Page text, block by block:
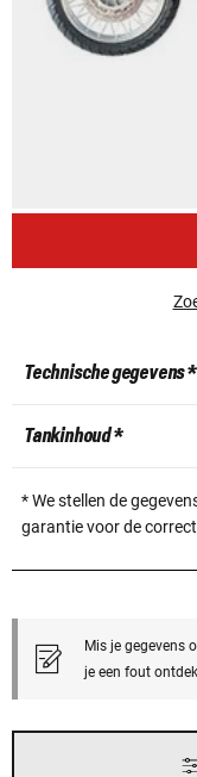
Technische gegevens *
Tankinhoud *
* We stellen de
garantie voor de
Mis je gegevens
je een fout